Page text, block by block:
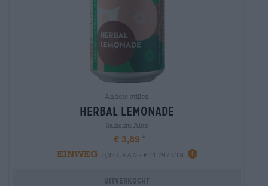
Andere stijlen
herbal lemonade
Sakiskiu Alus
€ 3,89
EINWEG
0,33 L KAN - € 11,79 / LTR
Uitverkocht